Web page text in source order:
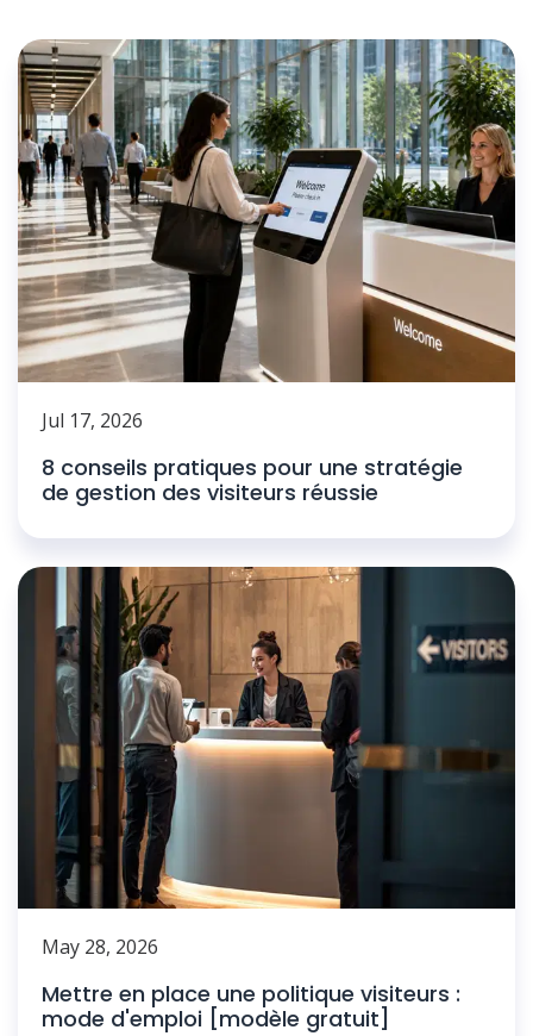
Jul 17, 2026
8 conseils pratiques pour une stratégie
de gestion des visiteurs réussie
May 28, 2026
Mettre en place une politique visiteurs :
mode d'emploi [modèle gratuit]